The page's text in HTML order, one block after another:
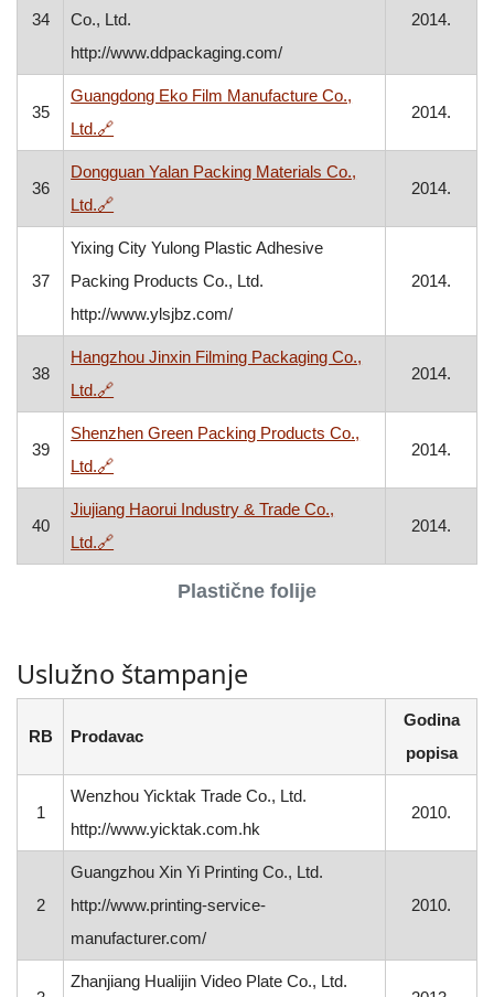
Plastične folije
34
Co., Ltd.
http://www.ddpackaging.com/
2014.
35
Guangdong Eko Film Manufacture Co.,
Ltd.🔗, otvara se u novom prozoru
2014.
36
Dongguan Yalan Packing Materials Co.,
Ltd.🔗, otvara se u novom prozoru
2014.
37
Yixing City Yulong Plastic Adhesive
Packing Products Co., Ltd.
http://www.ylsjbz.com/
2014.
38
Hangzhou Jinxin Filming Packaging Co.,
Ltd.🔗, otvara se u novom prozoru
2014.
39
Shenzhen Green Packing Products Co.,
Ltd.🔗, otvara se u novom prozoru
2014.
40
Jiujiang Haorui Industry & Trade Co.,
Ltd.🔗, otvara se u novom prozoru
2014.
Uslužno štampanje
RB Prodavac
Godina
popisa
1
Wenzhou Yicktak Trade Co., Ltd.
http://www.yicktak.com.hk
2010.
2
Guangzhou Xin Yi Printing Co., Ltd.
http://www.printing-service-
manufacturer.com/
2010.
Zhanjiang Hualijin Video Plate Co., Ltd.